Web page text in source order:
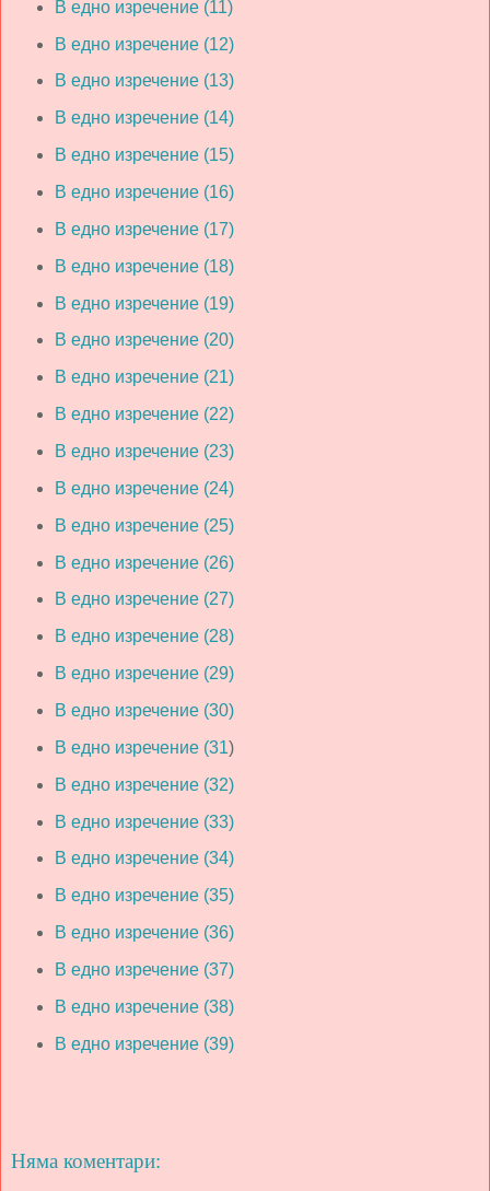
В едно изречение (11)
В едно изречение (12)
В едно изречение (13)
В едно изречение (14)
В едно изречение (15)
В едно изречение (16)
В едно изречение (17)
В едно изречение (18)
В едно изречение (19)
В едно изречение (20)
В едно изречение (21)
В едно изречение (22)
В едно изречение (23)
В едно изречение (24)
В едно изречение (25)
В едно изречение (26)
В едно изречение (27)
В едно изречение (28)
В едно изречение (29)
В едно изречение (30)
В едно изречение (31)
В едно изречение (32)
В едно изречение (33)
В едно изречение (34)
В едно изречение (35)
В едно изречение (36)
В едно изречение (37)
В едно изречение (38)
В едно изречение (39)
Няма коментари: